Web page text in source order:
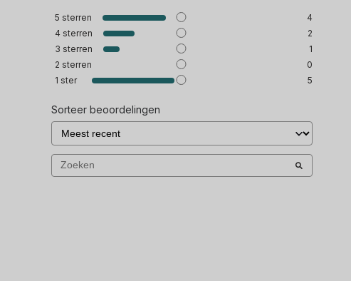
5 sterren
4
4 sterren
2
3 sterren
1
2 sterren
0
1 ster 5
Sorteer beoordelingen